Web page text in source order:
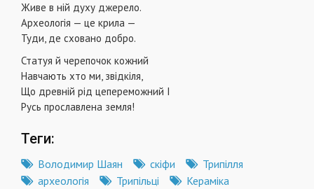
Живе в ній духу джерело.
Археологія — це крила —
Туди, де сховано добро.
Статуя й черепочок кожний
Навчають хто ми, звідкіля,
Що древній рід цепереможний І
Русь прославлена земля!
Теги:
Володимир Шаян скіфи
Трипілля
археологія
Трипільці
Кераміка